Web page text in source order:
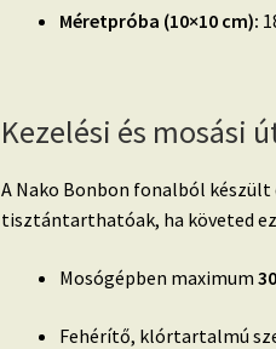
Méretpróba (10×10 cm):
Kezelési és mosási
A Nako Bonbon fonalból
tisztántarthatóak, ha követed
Mosógépben maximum
Fehérítő, klórtartalmú